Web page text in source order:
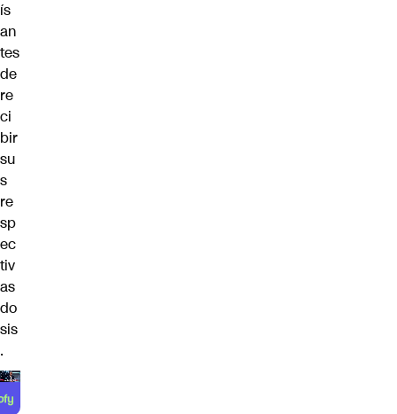
ís
an
tes
de
re
ci
bir
su
s
re
sp
ec
tiv
as
do
sis
.